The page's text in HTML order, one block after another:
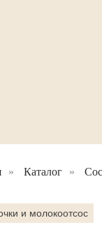
» Каталог »
и молокоотсос